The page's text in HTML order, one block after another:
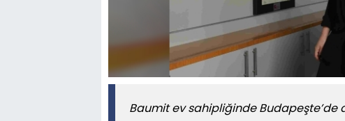
Baumit ev sahipliğinde Budapeşte’de